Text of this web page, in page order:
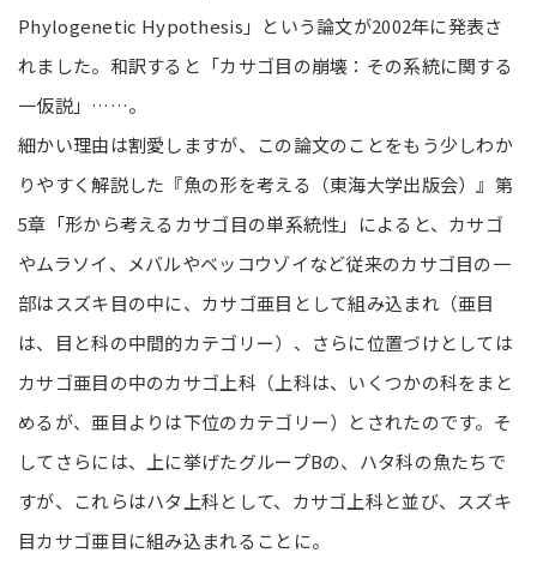
Phylogenetic Hypothesis」という論文が2002年に発表さ
れました。和訳すると「カサゴ目の崩壊：その系統に関する
一仮説」……。
細かい理由は割愛しますが、この論文のことをもう少しわか
りやすく解説した『魚の形を考える（東海大学出版会）』第
5章「形から考えるカサゴ目の単系統性」によると、カサゴ
やムラソイ、メバルやベッコウゾイなど従来のカサゴ目の一
部はスズキ目の中に、カサゴ亜目として組み込まれ（亜目
は、目と科の中間的カテゴリー）、さらに位置づけとしては
カサゴ亜目の中のカサゴ上科（上科は、いくつかの科をまと
めるが、亜目よりは下位のカテゴリー）とされたのです。そ
してさらには、上に挙げたグループBの、ハタ科の魚たちで
すが、これらはハタ上科として、カサゴ上科と並び、スズキ
目カサゴ亜目に組み込まれることに。